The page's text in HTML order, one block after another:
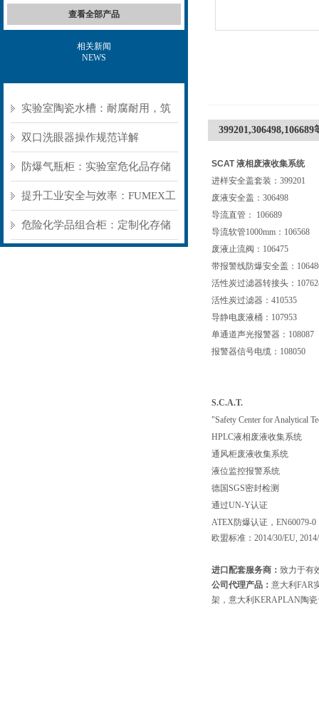
查看全部产品
相关新闻
NEWS
实验室陶瓷水槽：耐腐耐用，筑
牢实验室基础防护
双口洗眼器操作规范详解
防爆气瓶柜：实验室危化品存储
的“被动安全盾”
提升工业安全与效率：FUMEX工
业抽气罩如何优化工作环境
危险化学品组合柜：定制化存储
SCAT 液相废液收集系统
进样安全盖套装：399201
废液安全盖：306498
导流直管： 106689
导流软管1000mm：106568
废液止流阀：106475
带报警线防爆安全盖：
活性炭过滤器转接头：
活性炭过滤器：410535
导静电废液桶：107953
单通道声光报警器：108087
报警器信号电缆：108050
S.C.A.T.
"Safety Center for Analytical
HPLC液相废液收集系统
通风柜废液收集系统
液位监控报警系统
德国SGS密封检测
通过UN-Y认证
ATEX防爆认证，EN60079-0
欧盟标准：2014/30/EU,
进口配套服务商： 致力于有
公司代理产品： 意大利FAR
架，意大利KERAPLAN陶